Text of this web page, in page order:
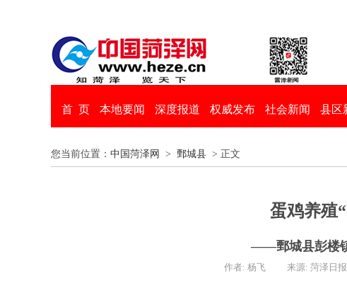
首 页 本地要闻 深度报道 权威发布 社会新闻 县区
您当前位置： 中国菏泽网 > 鄄城县 > 正文
蛋鸡养殖
——鄄城县彭楼
作者: 杨飞 来源: 菏泽日报